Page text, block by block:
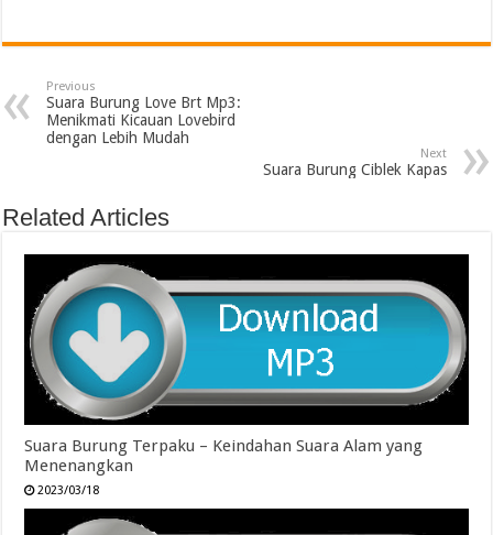
Previous
Suara Burung Love Brt Mp3:
Menikmati Kicauan Lovebird
dengan Lebih Mudah
Next
Suara Burung Ciblek Kapas
Related Articles
Suara Burung Terpaku – Keindahan Suara Alam yang
Menenangkan
2023/03/18